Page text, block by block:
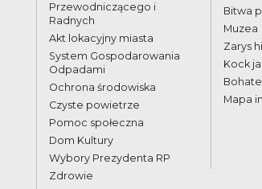
Przewodniczącego i
Radnych
Akt lokacyjny miasta
System Gospodarowania
Odpadami
Ochrona środowiska
Czyste powietrze
Pomoc społeczna
Dom Kultury
Wybory Prezydenta RP
Zdrowie
Bitwa
Muzea
Zarys
Kock
Mapa